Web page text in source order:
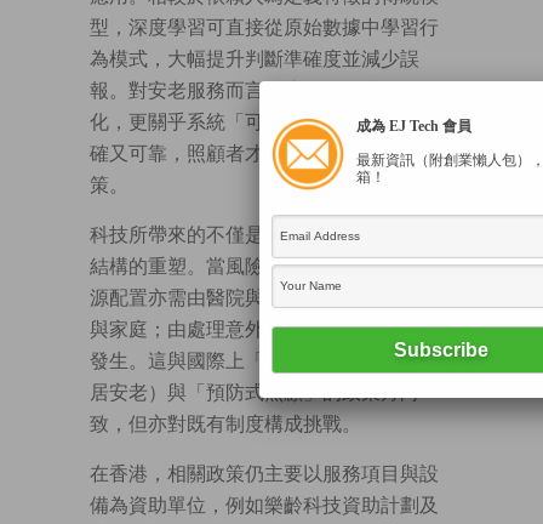
型，深度學習可直接從原始數據中學習行
為模式，大幅提升判斷準確度並減少誤
報。對安老服務而言，這不只是技術優
化，更關乎系統「可信度」。當警報既準
確又可靠，照顧者才會真正依賴系統決
策。
科技所帶來的不僅是工具升級，而是服務
結構的重塑。當風險可以被提前識別，資
源配置亦需由醫院與院舍，逐步轉向社區
與家庭；由處理意外後果，轉為減少意外
發生。這與國際上「Aging in Place」（原
居安老）與「預防式照顧」的政策方向一
致，但亦對既有制度構成挑戰。
在香港，相關政策仍主要以服務項目與設
備為資助單位，例如樂齡科技資助計劃及
成為 EJ Tech 會員
最新資訊（附創業懶人包）
箱！